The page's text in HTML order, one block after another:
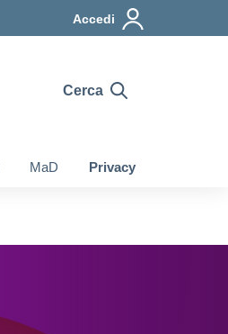
Accedi
Cerca
MaD Privacy